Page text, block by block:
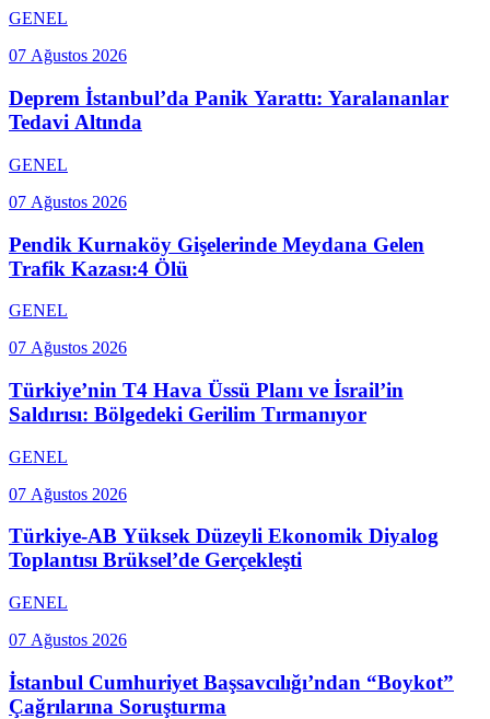
GENEL
07 Ağustos 2026
Deprem İstanbul’da Panik Yarattı: Yaralananlar
Tedavi Altında
GENEL
07 Ağustos 2026
Pendik Kurnaköy Gişelerinde Meydana Gelen
Trafik Kazası:4 Ölü
GENEL
07 Ağustos 2026
Türkiye’nin T4 Hava Üssü Planı ve İsrail’in
Saldırısı: Bölgedeki Gerilim Tırmanıyor
GENEL
07 Ağustos 2026
Türkiye-AB Yüksek Düzeyli Ekonomik Diyalog
Toplantısı Brüksel’de Gerçekleşti
GENEL
07 Ağustos 2026
İstanbul Cumhuriyet Başsavcılığı’ndan “Boykot”
Çağrılarına Soruşturma